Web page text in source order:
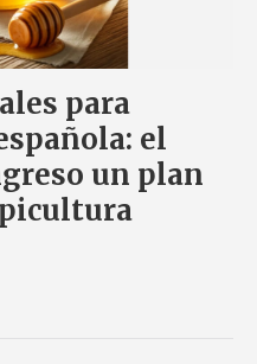
para
el
un plan